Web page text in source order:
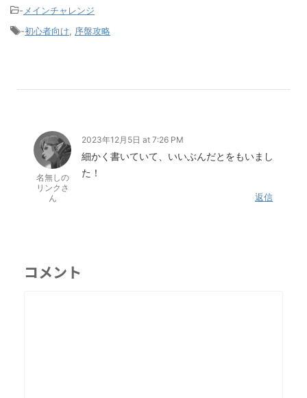
- メインチャレンジ
-初心者向け 序盤攻略
名無しの
リンクさ
ん
2023年12月5日 at 7:26 PM
細かく書いていて、いいぶんだとをもいまし
た！
返信
コメント